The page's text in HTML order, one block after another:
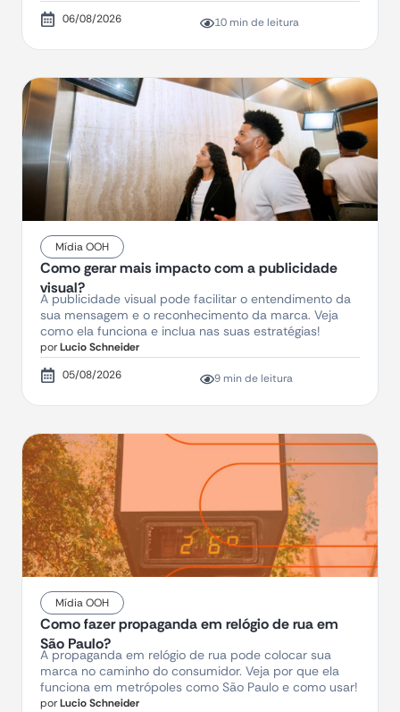
06/08/2026
10 min de leitura
Mídia OOH
Como gerar mais impacto com a publicidade
visual?
A publicidade visual pode facilitar o entendimento da
sua mensagem e o reconhecimento da marca. Veja
como ela funciona e inclua nas suas estratégias!
porLucio Schneider
05/08/2026
9 min de leitura
Mídia OOH
Como fazer propaganda em relógio de rua em
São Paulo?
A propaganda em relógio de rua pode colocar sua
marca no caminho do consumidor. Veja por que ela
funciona em metrópoles como São Paulo e como usar!
porLucio Schneider